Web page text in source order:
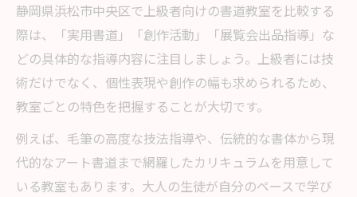
静岡県浜松市中央区で上級者向けの書道教室を比較する
際は、「実用書道」「創作活動」「展覧会出品指導」な
どの具体的な指導内容に注目しましょう。上級者には技
術だけでなく、個性表現や創作の幅も求められるため、
教室ごとの特色を把握することが大切です。
例えば、毛筆の高度な技法指導や、伝統的な書体から現
代的なアート書道まで網羅したカリキュラムを用意して
いる教室もあります。大人の生徒が自分のペースで学び